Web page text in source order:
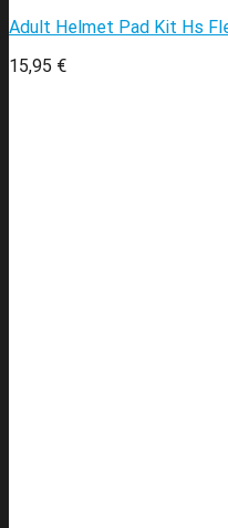
Adult Helmet Pad Kit Hs
15,95 €